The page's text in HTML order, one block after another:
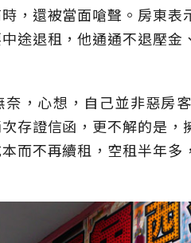
，還被當面嗆聲。房東
途退租，他通通不退壓
，心想，自己並非惡房
存證信函，更不解的是
而不再續租，空租半年